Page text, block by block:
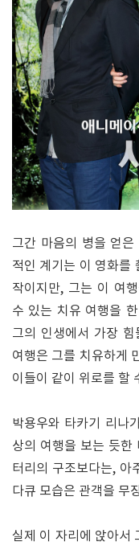
그간 마음의 병을 얻은
적인 계기는 이 영화를
작이지만, 그는 이 여
수 있는 치유 여행을
그의 인생에서 가장
여행은 그를 치유하게
이들이 같이 위로를 할
박용우와 타카기 리나
상의 여행을 보는 듯한
터리의 구조보다는, 아
다큐 모습은 관객을 무
실제 이 자리에 앉아서